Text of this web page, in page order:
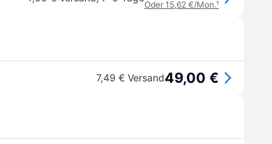
Oder 15,62 €/Mon.¹
7,49 € Versand49,00 €